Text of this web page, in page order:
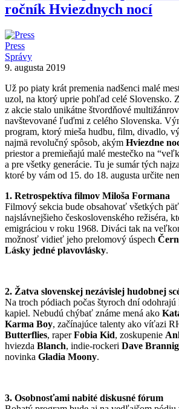
ročník Hviezdnych nocí
Press
Správy
9. augusta 2019
Už po piaty krát premenia nadšenci malé
uzol, na ktorý uprie pohľad celé Slovensko.
z akcie stalo unikátne štvordňové
navštevované ľuďmi z celého Slovenska.
program, ktorý mieša hudbu, film, divadlo,
najmä revolučný spôsob, akým Hviezdne
priestor a premieňajú malé mestečko na
a pre všetky generácie. Tu je sumár tých
ktoré by vám od 15. do 18. augusta určite
1. Retrospektíva filmov Miloša Formana
Filmový sekcia bude obsahovať všetkých
najslávnejšieho československého režiséra,
emigráciou v roku 1968. Diváci tak na
možnosť vidieť jeho prelomový úspech
Lásky jedné plavovlásky.
2. Žatva slovenskej nezávislej hudobnej
Na troch pódiach počas štyroch dní
kapiel. Nebudú chýbať známe mená ako
Karma Boy, začínajúce talenty ako víťazi
Butterflies, raperFobia Kid, zoskupenie
hviezda Blanch, indie-rockeri Dave
novinka Gladia Moony.
3. Osobnosťami nabité diskusné fórum